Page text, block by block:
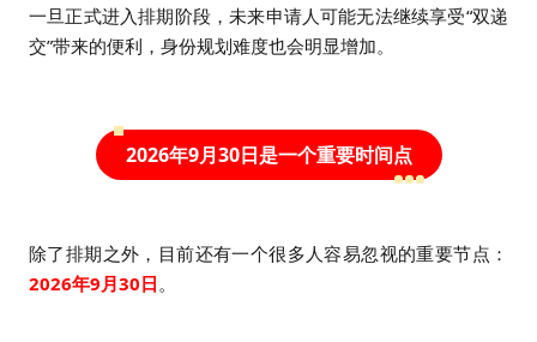
一旦正式进入排期阶段，未来申请人可能无法继续享受“双递
交”带来的便利，身份规划难度也会明显增加。
2026年9月30日是一个重要时间点
除了排期之外，目前还有一个很多人容易忽视的重要节点：
2026年9月30日。